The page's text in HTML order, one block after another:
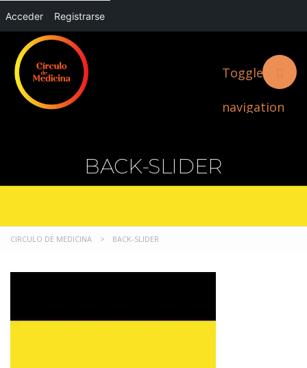
Acceder Registrarse
Toggle
navigation
BACK-SLIDER
CIRCULO DE MEDICINA > BACK-SLIDER